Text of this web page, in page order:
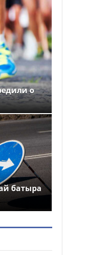
о
батыра